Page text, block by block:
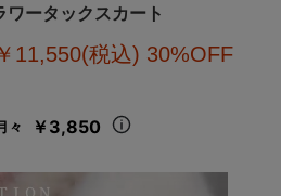
ータックスカート
￥11,550(税込) 30%OFF
々 ￥3,850